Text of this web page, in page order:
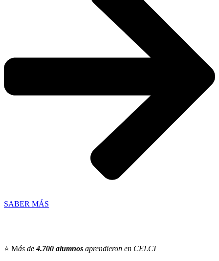
SABER MÁS
⭐ Más de4.700 alumnos aprendieron en CELCI